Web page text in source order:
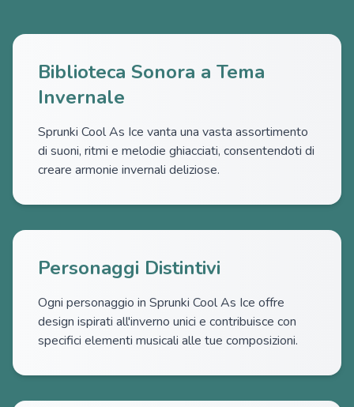
Biblioteca Sonora a Tema
Invernale
Sprunki Cool As Ice vanta una vasta assortimento
di suoni, ritmi e melodie ghiacciati, consentendoti di
creare armonie invernali deliziose.
Personaggi Distintivi
Ogni personaggio in Sprunki Cool As Ice offre
design ispirati all'inverno unici e contribuisce con
specifici elementi musicali alle tue composizioni.